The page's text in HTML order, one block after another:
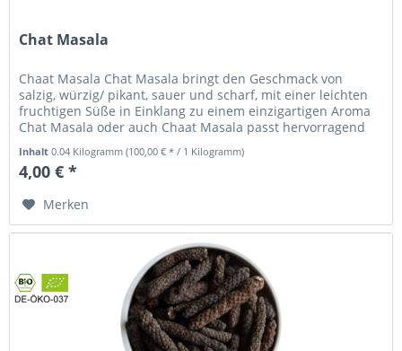
Chat Masala
Chaat Masala Chat Masala bringt den Geschmack von
salzig, würzig/ pikant, sauer und scharf, mit einer leichten
fruchtigen Süße in Einklang zu einem einzigartigen Aroma
Chat Masala oder auch Chaat Masala passt hervorragend
Inhalt0.04 Kilogramm(100,00 € * / 1 Kilogramm)
4,00 € *
Merken